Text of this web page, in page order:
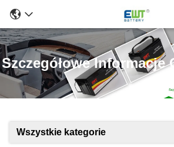
Szczegółowe Informacje
Wszystkie kategorie